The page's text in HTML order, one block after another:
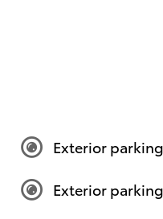
Exterior
Exterior